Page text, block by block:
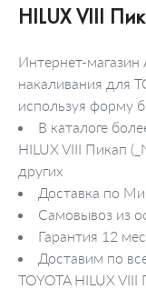
HILUX VIII
Интернет-магазин
накаливания для
используя форму
В каталоге
HILUX VIII Пикап
других
Доставка по
Самовывоз из
Гарантия 12
Доставим по
TOYOTA HILUX